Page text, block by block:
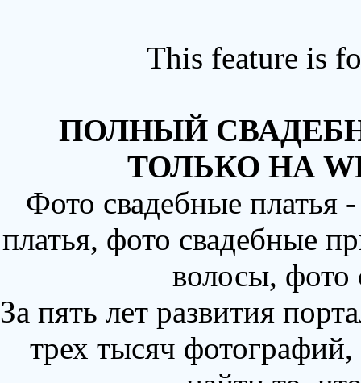
This feature is
ПОЛНЫЙ
ТОЛЬКО НА
Фото свадебные
платья, фото свадебные
волосы,
За пять лет развития
трех тысяч